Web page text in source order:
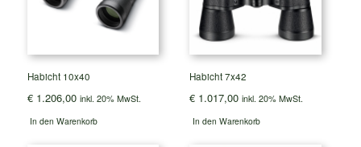
Habicht 10x40
€ 1.206,00 inkl. 20% MwSt.
In den Warenkorb
Habicht 7x42
€ 1.017,00 inkl. 20% MwSt.
In den Warenkorb